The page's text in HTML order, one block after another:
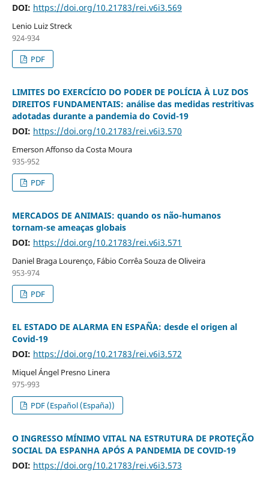
DOI: https://doi.org/10.21783/rei.v6i3.569
Lenio Luiz Streck
924-934
PDF
LIMITES DO EXERCÍCIO DO PODER DE POLÍCIA À LUZ DOS
DIREITOS FUNDAMENTAIS: análise das medidas restritivas
adotadas durante a pandemia do Covid-19
DOI: https://doi.org/10.21783/rei.v6i3.570
Emerson Affonso da Costa Moura
935-952
PDF
MERCADOS DE ANIMAIS: quando os não-humanos
tornam-se ameaças globais
DOI: https://doi.org/10.21783/rei.v6i3.571
Daniel Braga Lourenço, Fábio Corrêa Souza de Oliveira
953-974
PDF
EL ESTADO DE ALARMA EN ESPAÑA: desde el origen al
Covid-19
DOI: https://doi.org/10.21783/rei.v6i3.572
Miquel Ángel Presno Linera
975-993
PDF (Español (España))
O INGRESSO MÍNIMO VITAL NA ESTRUTURA DE PROTEÇÃO
SOCIAL DA ESPANHA APÓS A PANDEMIA DE COVID-19
DOI: https://doi.org/10.21783/rei.v6i3.573